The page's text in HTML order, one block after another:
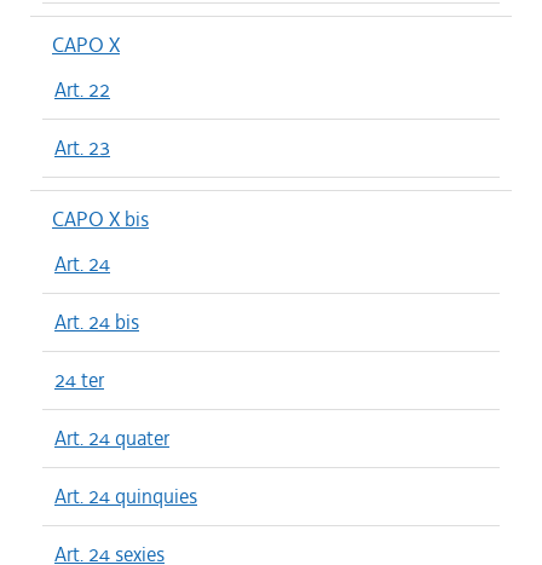
CAPO X
Art. 22
Art. 23
CAPO X bis
Art. 24
Art. 24 bis
24 ter
Art. 24 quater
Art. 24 quinquies
Art. 24 sexies